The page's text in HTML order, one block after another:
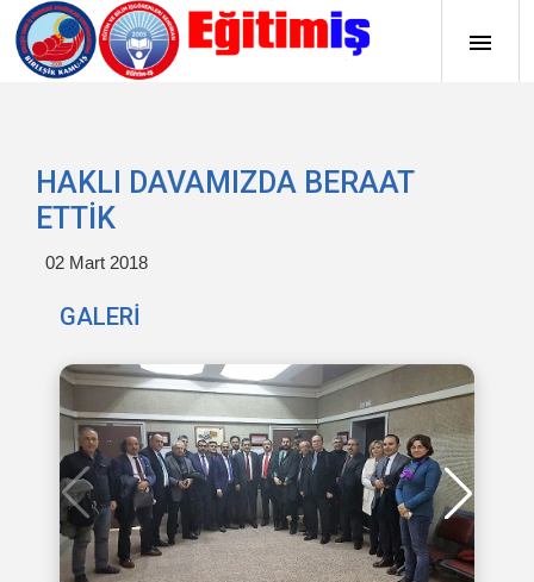
HAKLI DAVAMIZDA BERAAT
ETTİK
02 Mart 2018
GALERİ